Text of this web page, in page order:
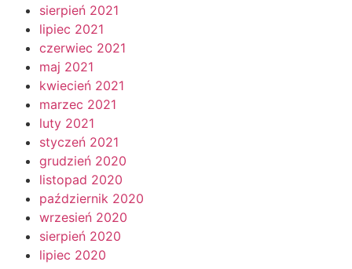
sierpień 2021
lipiec 2021
czerwiec 2021
maj 2021
kwiecień 2021
marzec 2021
luty 2021
styczeń 2021
grudzień 2020
listopad 2020
październik 2020
wrzesień 2020
sierpień 2020
lipiec 2020